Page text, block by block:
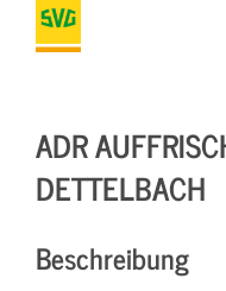
ADR
DETTELBACH
Beschreibung